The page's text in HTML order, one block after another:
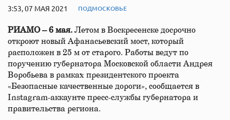
3:53, 07 МАЯ 2021 ПОДМОСКОВЬЕ
РИАМО – 6 мая. Летом в Воскресенске досрочно
откроют новый Афанасьевский мост, который
расположен в 25 м от старого. Работы ведут по
поручению губернатора Московской области Андрея
Воробьева в рамках президентского проекта
«Безопасные качественные дороги», сообщается в
Instagram-аккаунте пресс-службы губернатора и
правительства региона.